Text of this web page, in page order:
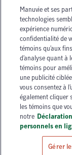
Le nom Manuvie, la lettre«
stylisée sont des marques
qu’elle et ses sociétés
Manufacturers, 2026.
Waterloo (Ontario)N2J 4B8.
Les circonstances
conseillers en assurance
vous avez besoin de
Manuvie et ses
technologies
expérience
confidentialité de
témoins qu’aux
d’analyse quant
témoins pour
une publicité
vous consentez à
également cliquer
les témoins que
notre
personnels en
Gérer